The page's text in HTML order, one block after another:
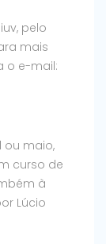
pelo
mais
o e-mail:
ou maio,
curso de
à
Lúcio